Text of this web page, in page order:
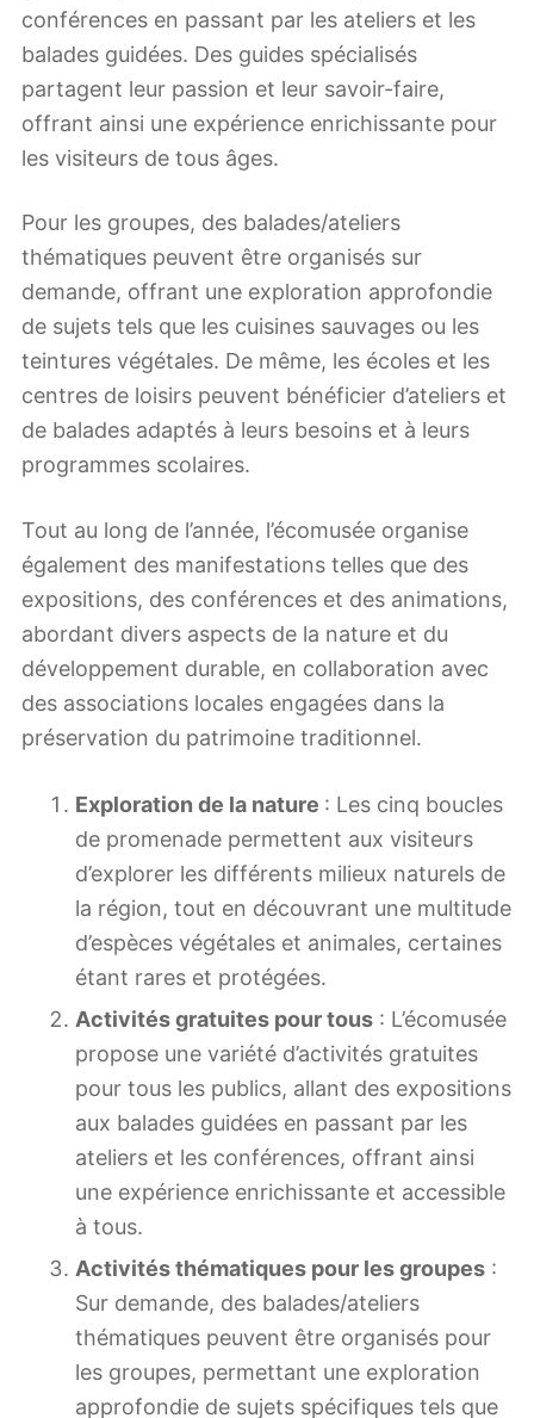
conférences en passant par les ateliers et les
balades guidées. Des guides spécialisés
partagent leur passion et leur savoir-faire,
offrant ainsi une expérience enrichissante pour
les visiteurs de tous âges.
Pour les groupes, des balades/ateliers
thématiques peuvent être organisés sur
demande, offrant une exploration approfondie
de sujets tels que les cuisines sauvages ou les
teintures végétales. De même, les écoles et les
centres de loisirs peuvent bénéficier d’ateliers et
de balades adaptés à leurs besoins et à leurs
programmes scolaires.
Tout au long de l’année, l’écomusée organise
également des manifestations telles que des
expositions, des conférences et des animations,
abordant divers aspects de la nature et du
développement durable, en collaboration avec
des associations locales engagées dans la
préservation du patrimoine traditionnel.
Exploration de la nature : Les cinq boucles
de promenade permettent aux visiteurs
d’explorer les différents milieux naturels de
la région, tout en découvrant une multitude
d’espèces végétales et animales, certaines
étant rares et protégées.
Activités gratuites pour tous : L’écomusée
propose une variété d’activités gratuites
pour tous les publics, allant des expositions
aux balades guidées en passant par les
ateliers et les conférences, offrant ainsi
une expérience enrichissante et accessible
à tous.
Activités thématiques pour les groupes :
Sur demande, des balades/ateliers
thématiques peuvent être organisés pour
les groupes, permettant une exploration
approfondie de sujets spécifiques tels que